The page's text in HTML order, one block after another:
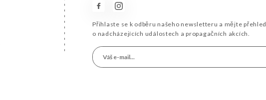
Přihlaste se k odběru našeho newsletteru a mějte přehled
o nadcházejících událostech a propagačních akcích.